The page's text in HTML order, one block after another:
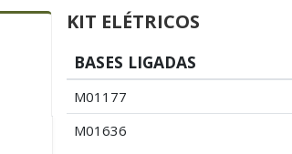
KIT ELÉTRICOS
BASES LIGADAS
M01177
M01636